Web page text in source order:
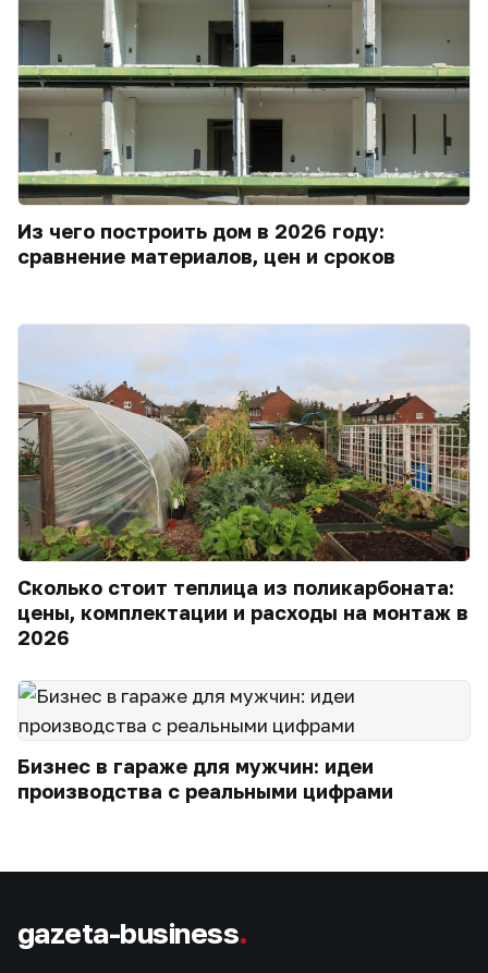
Из чего построить дом в 2026 году:
сравнение материалов, цен и сроков
Сколько стоит теплица из поликарбоната:
цены, комплектации и расходы на монтаж в
2026
Бизнес в гараже для мужчин: идеи
производства с реальными цифрами
gazeta-business.